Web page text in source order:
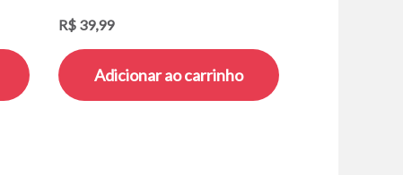
R$ 39,99
Adicionar ao carrinho